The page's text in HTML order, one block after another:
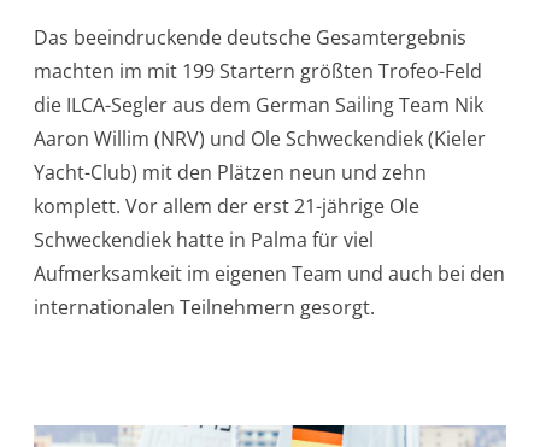
Das beeindruckende deutsche Gesamtergebnis
machten im mit 199 Startern größten Trofeo-Feld
die ILCA-Segler aus dem German Sailing Team Nik
Aaron Willim (NRV) und Ole Schweckendiek (Kieler
Yacht-Club) mit den Plätzen neun und zehn
komplett. Vor allem der erst 21-jährige Ole
Schweckendiek hatte in Palma für viel
Aufmerksamkeit im eigenen Team und auch bei den
internationalen Teilnehmern gesorgt.